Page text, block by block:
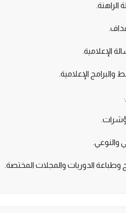
الراهنة.
الإعلامية.
الإعلامية.
والنوعي.
وطباعة الدوريات والمجلات المختصة.